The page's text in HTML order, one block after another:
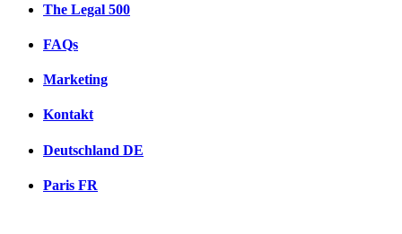
The Legal 500
FAQs
Marketing
Kontakt
Deutschland DE
Paris FR